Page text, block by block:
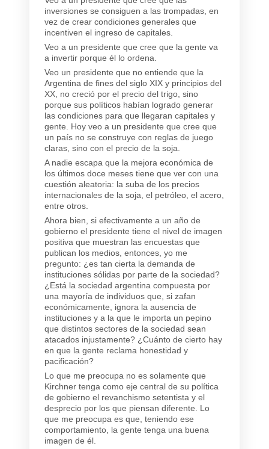
inversiones se consiguen a las trompadas, en
vez de crear condiciones generales que
incentiven el ingreso de capitales.
Veo a un presidente que cree que la gente va
a invertir porque él lo ordena.
Veo un presidente que no entiende que la
Argentina de fines del siglo XIX y principios del
XX, no creció por el precio del trigo, sino
porque sus políticos habían logrado generar
las condiciones para que llegaran capitales y
gente. Hoy veo a un presidente que cree que
un país no se construye con reglas de juego
claras, sino con el precio de la soja.
A nadie escapa que la mejora económica de
los últimos doce meses tiene que ver con una
cuestión aleatoria: la suba de los precios
internacionales de la soja, el petróleo, el acero,
entre otros.
Ahora bien, si efectivamente a un año de
gobierno el presidente tiene el nivel de imagen
positiva que muestran las encuestas que
publican los medios, entonces, yo me
pregunto: ¿es tan cierta la demanda de
instituciones sólidas por parte de la sociedad?
¿Está la sociedad argentina compuesta por
una mayoría de individuos que, si zafan
económicamente, ignora la ausencia de
instituciones y a la que le importa un pepino
que distintos sectores de la sociedad sean
atacados injustamente? ¿Cuánto de cierto hay
en que la gente reclama honestidad y
pacificación?
Lo que me preocupa no es solamente que
Kirchner tenga como eje central de su política
de gobierno el revanchismo setentista y el
desprecio por los que piensan diferente. Lo
que me preocupa es que, teniendo ese
comportamiento, la gente tenga una buena
imagen de él.